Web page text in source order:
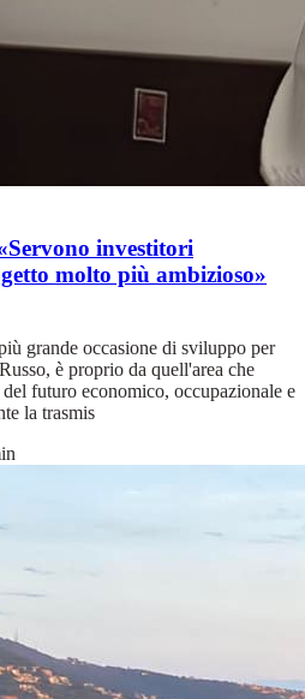
investitori
molto più ambizioso»
grande occasione di sviluppo per
è proprio da quell'area che
futuro economico, occupazionale e
la trasmis